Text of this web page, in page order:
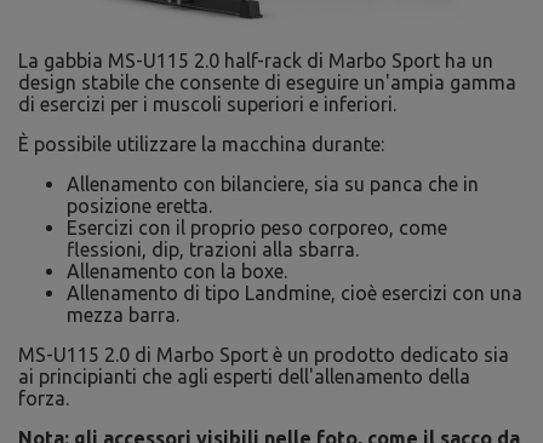
La gabbia MS-U115 2.0 half-rack di Marbo Sport ha un
design stabile che consente di eseguire un'ampia gamma
di esercizi per i muscoli superiori e inferiori.
È possibile utilizzare la macchina durante:
Allenamento con bilanciere, sia su panca che in
posizione eretta.
Esercizi con il proprio peso corporeo, come
flessioni, dip, trazioni alla sbarra.
Allenamento con la boxe.
Allenamento di tipo Landmine, cioè esercizi con una
mezza barra.
MS-U115 2.0 di Marbo Sport è un prodotto dedicato sia
ai principianti che agli esperti dell'allenamento della
forza.
Nota: gli accessori visibili nelle foto, come il sacco da